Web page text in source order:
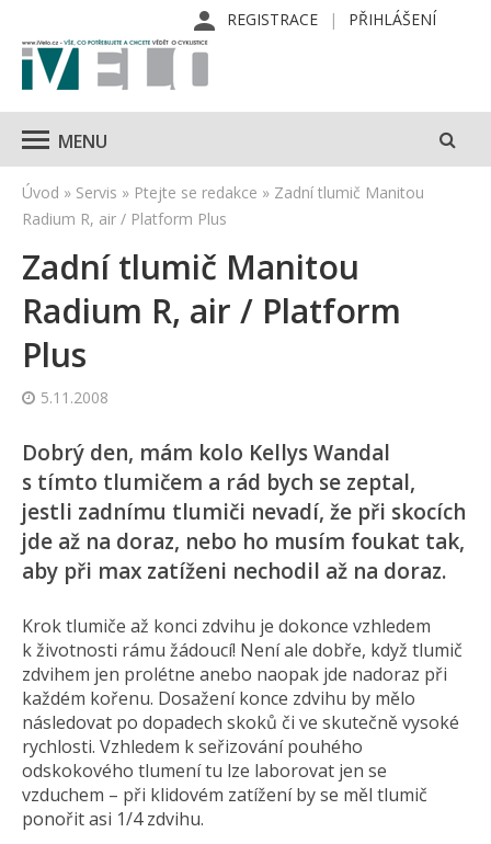
REGISTRACE PŘIHLÁŠENÍ
MENU
Úvod » Servis » Ptejte se redakce » Zadní tlumič Manitou
Radium R, air / Platform Plus
Zadní tlumič Manitou
Radium R, air / Platform
Plus
5.11.2008
Dobrý den, mám kolo Kellys Wandal
s tímto tlumičem a rád bych se zeptal,
jestli zadnímu tlumiči nevadí, že při skocích
jde až na doraz, nebo ho musím foukat tak,
aby při max zatíženi nechodil až na doraz.
Krok tlumiče až konci zdvihu je dokonce vzhledem
k životnosti rámu žádoucí! Není ale dobře, když tlumič
zdvihem jen prolétne anebo naopak jde nadoraz při
každém kořenu. Dosažení konce zdvihu by mělo
následovat po dopadech skoků či ve skutečně vysoké
rychlosti. Vzhledem k seřizování pouhého
odskokového tlumení tu lze laborovat jen se
vzduchem – při klidovém zatížení by se měl tlumič
ponořit asi 1/4 zdvihu.